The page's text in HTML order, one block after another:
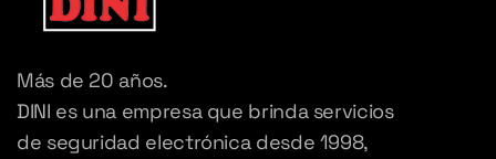
Más de 20 años.
DINI es una empresa que brinda servicios
de seguridad electrónica desde 1998,